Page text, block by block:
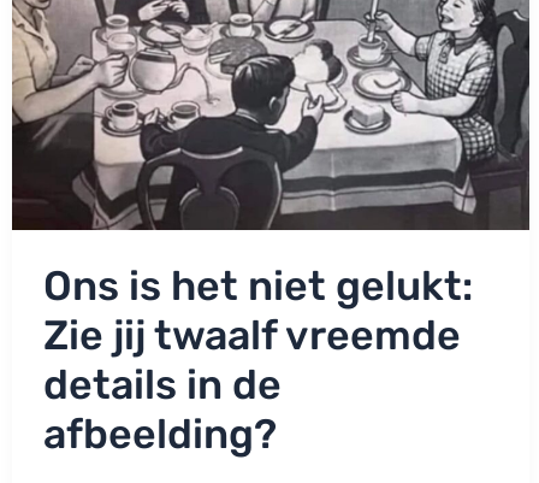
Ons is het niet gelukt:
Zie jij twaalf vreemde
details in de
afbeelding?